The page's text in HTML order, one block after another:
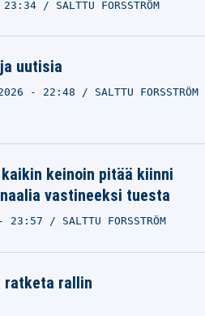
SALTTU FORSSTRÖM
uutisia
- 22:48 SALTTU FORSSTRÖM
keinoin pitää kiinni
vastineeksi tuesta
23:57 SALTTU FORSSTRÖM
ratketa rallin